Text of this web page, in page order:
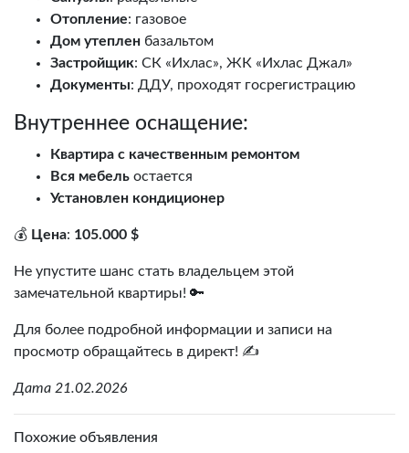
Отопление: газовое
Дом утеплен базальтом
Застройщик: СК «Ихлас», ЖК «Ихлас Джал»
Документы: ДДУ, проходят госрегистрацию
Внутреннее оснащение:
Квартира с качественным ремонтом
Вся мебель остается
Установлен кондиционер
💰 Цена: 105.000 $
Не упустите шанс стать владельцем этой
замечательной квартиры! 🔑
Для более подробной информации и записи на
просмотр обращайтесь в директ! ✍️
Дата 21.02.2026
Похожие объявления